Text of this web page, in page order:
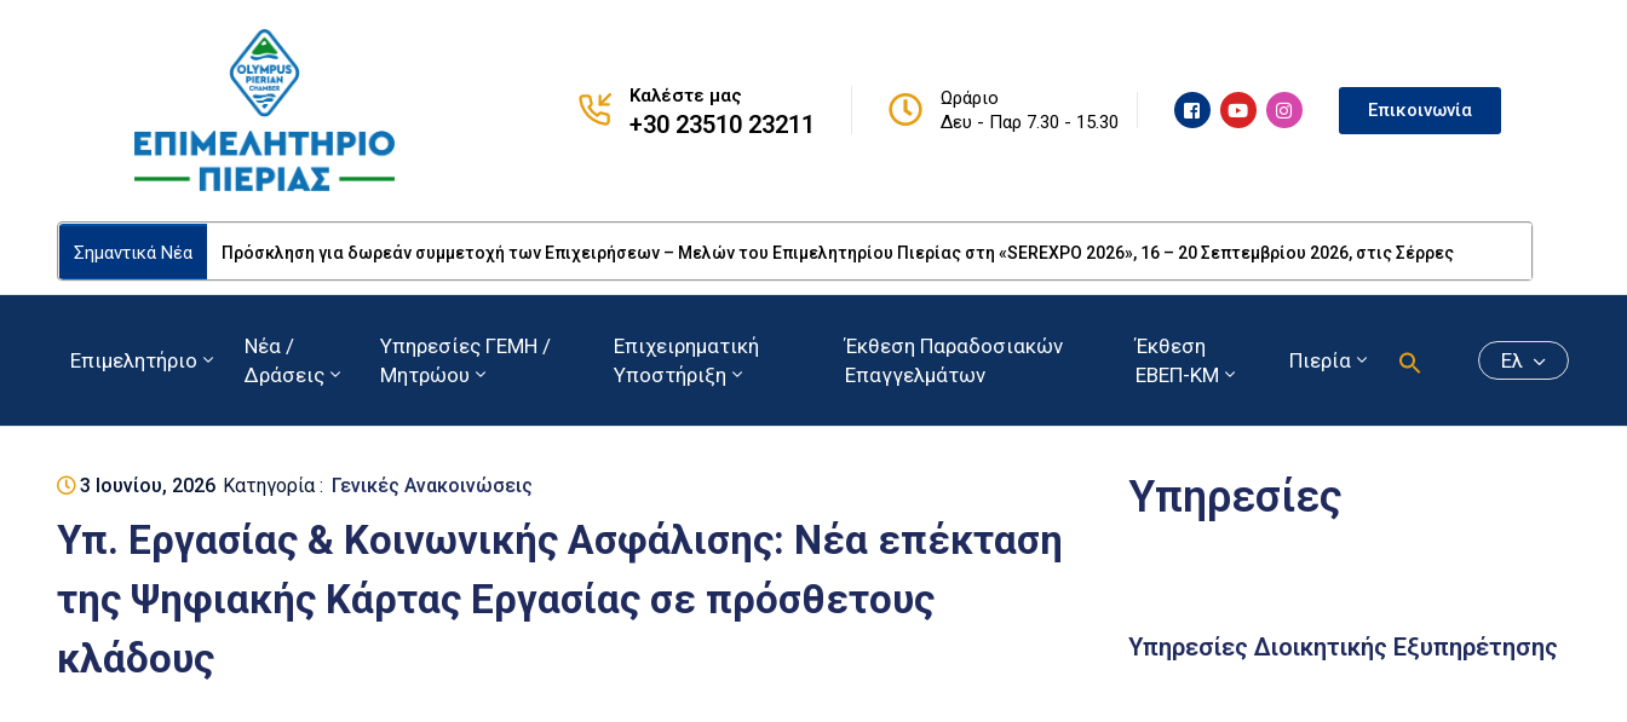
Καλέστε μας
+30 23510 23211
Ωράριο
Δευ - Παρ 7.30 - 15.30
Επικοινωνία
Σημαντικά Νέα Πρόσκληση για δωρεάν συμμετοχή των Επιχειρήσεων – Μελών του Επιμελητηρίου Πιερίας στη «SEREXPO 2026», 16 – 20 Σεπτεμβρίου 2026, στις Σέρρες
Επιμελητήριο
Νέα /
Δράσεις
Υπηρεσίες ΓΕΜΗ /
Μητρώου
Επιχειρηματική
Υποστήριξη
Έκθεση Παραδοσιακών
Επαγγελμάτων
Έκθεση
ΕΒΕΠ-ΚΜ
Πιερία Ελ
3 Ιουνίου, 2026 Κατηγορία : Γενικές Ανακοινώσεις
Υπ. Εργασίας & Κοινωνικής Ασφάλισης: Νέα επέκταση
της Ψηφιακής Κάρτας Εργασίας σε πρόσθετους
κλάδους
Υπηρεσίες
Υπηρεσίες Διοικητικής Εξυπηρέτησης